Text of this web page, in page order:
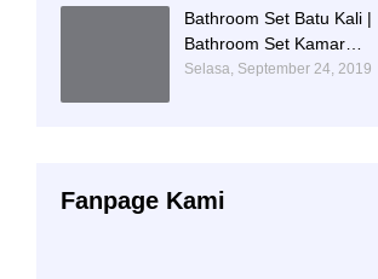
Bathroom Set Batu Kali |
Bathroom Set Kamar
Mandi Mewah
Selasa, September 24, 2019
Fanpage Kami